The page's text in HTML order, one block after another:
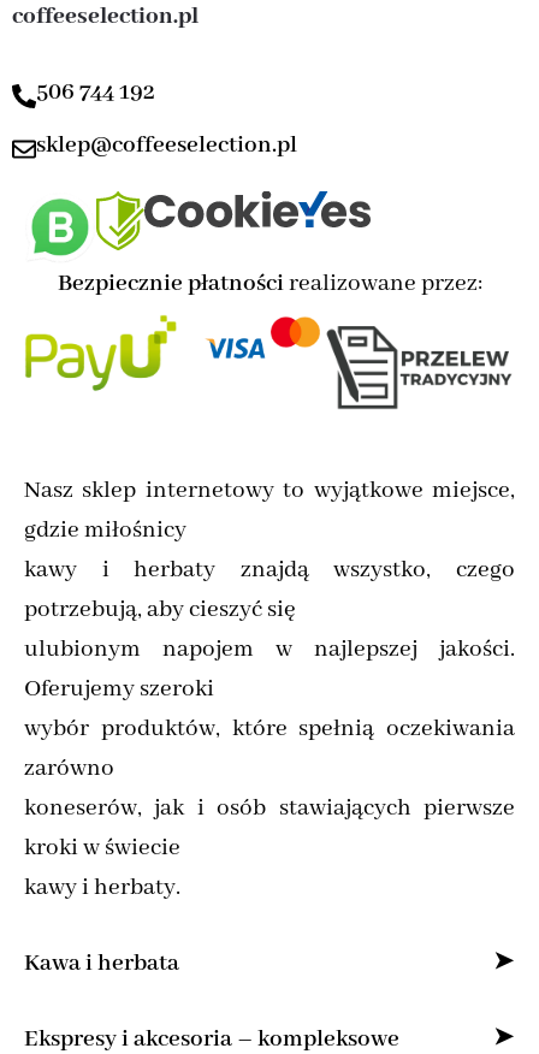
coffeeselection.pl
506 744 192
sklep@coffeeselection.pl
Bezpiecznie płatnościrealizowane przez:
Nasz sklep internetowy to wyjątkowe miejsce,
gdzie miłośnicy
kawy i herbaty znajdą wszystko, czego
potrzebują, aby cieszyć się
ulubionym napojem w najlepszej jakości.
Oferujemy szeroki
wybór produktów, które spełnią oczekiwania
zarówno
koneserów, jak i osób stawiających pierwsze
kroki w świecie
kawy i herbaty.
Kawa i herbata
Specjalizujemy się w sprzedaży kawy ziarnistej
Ekspresy i akcesoria – kompleksowe